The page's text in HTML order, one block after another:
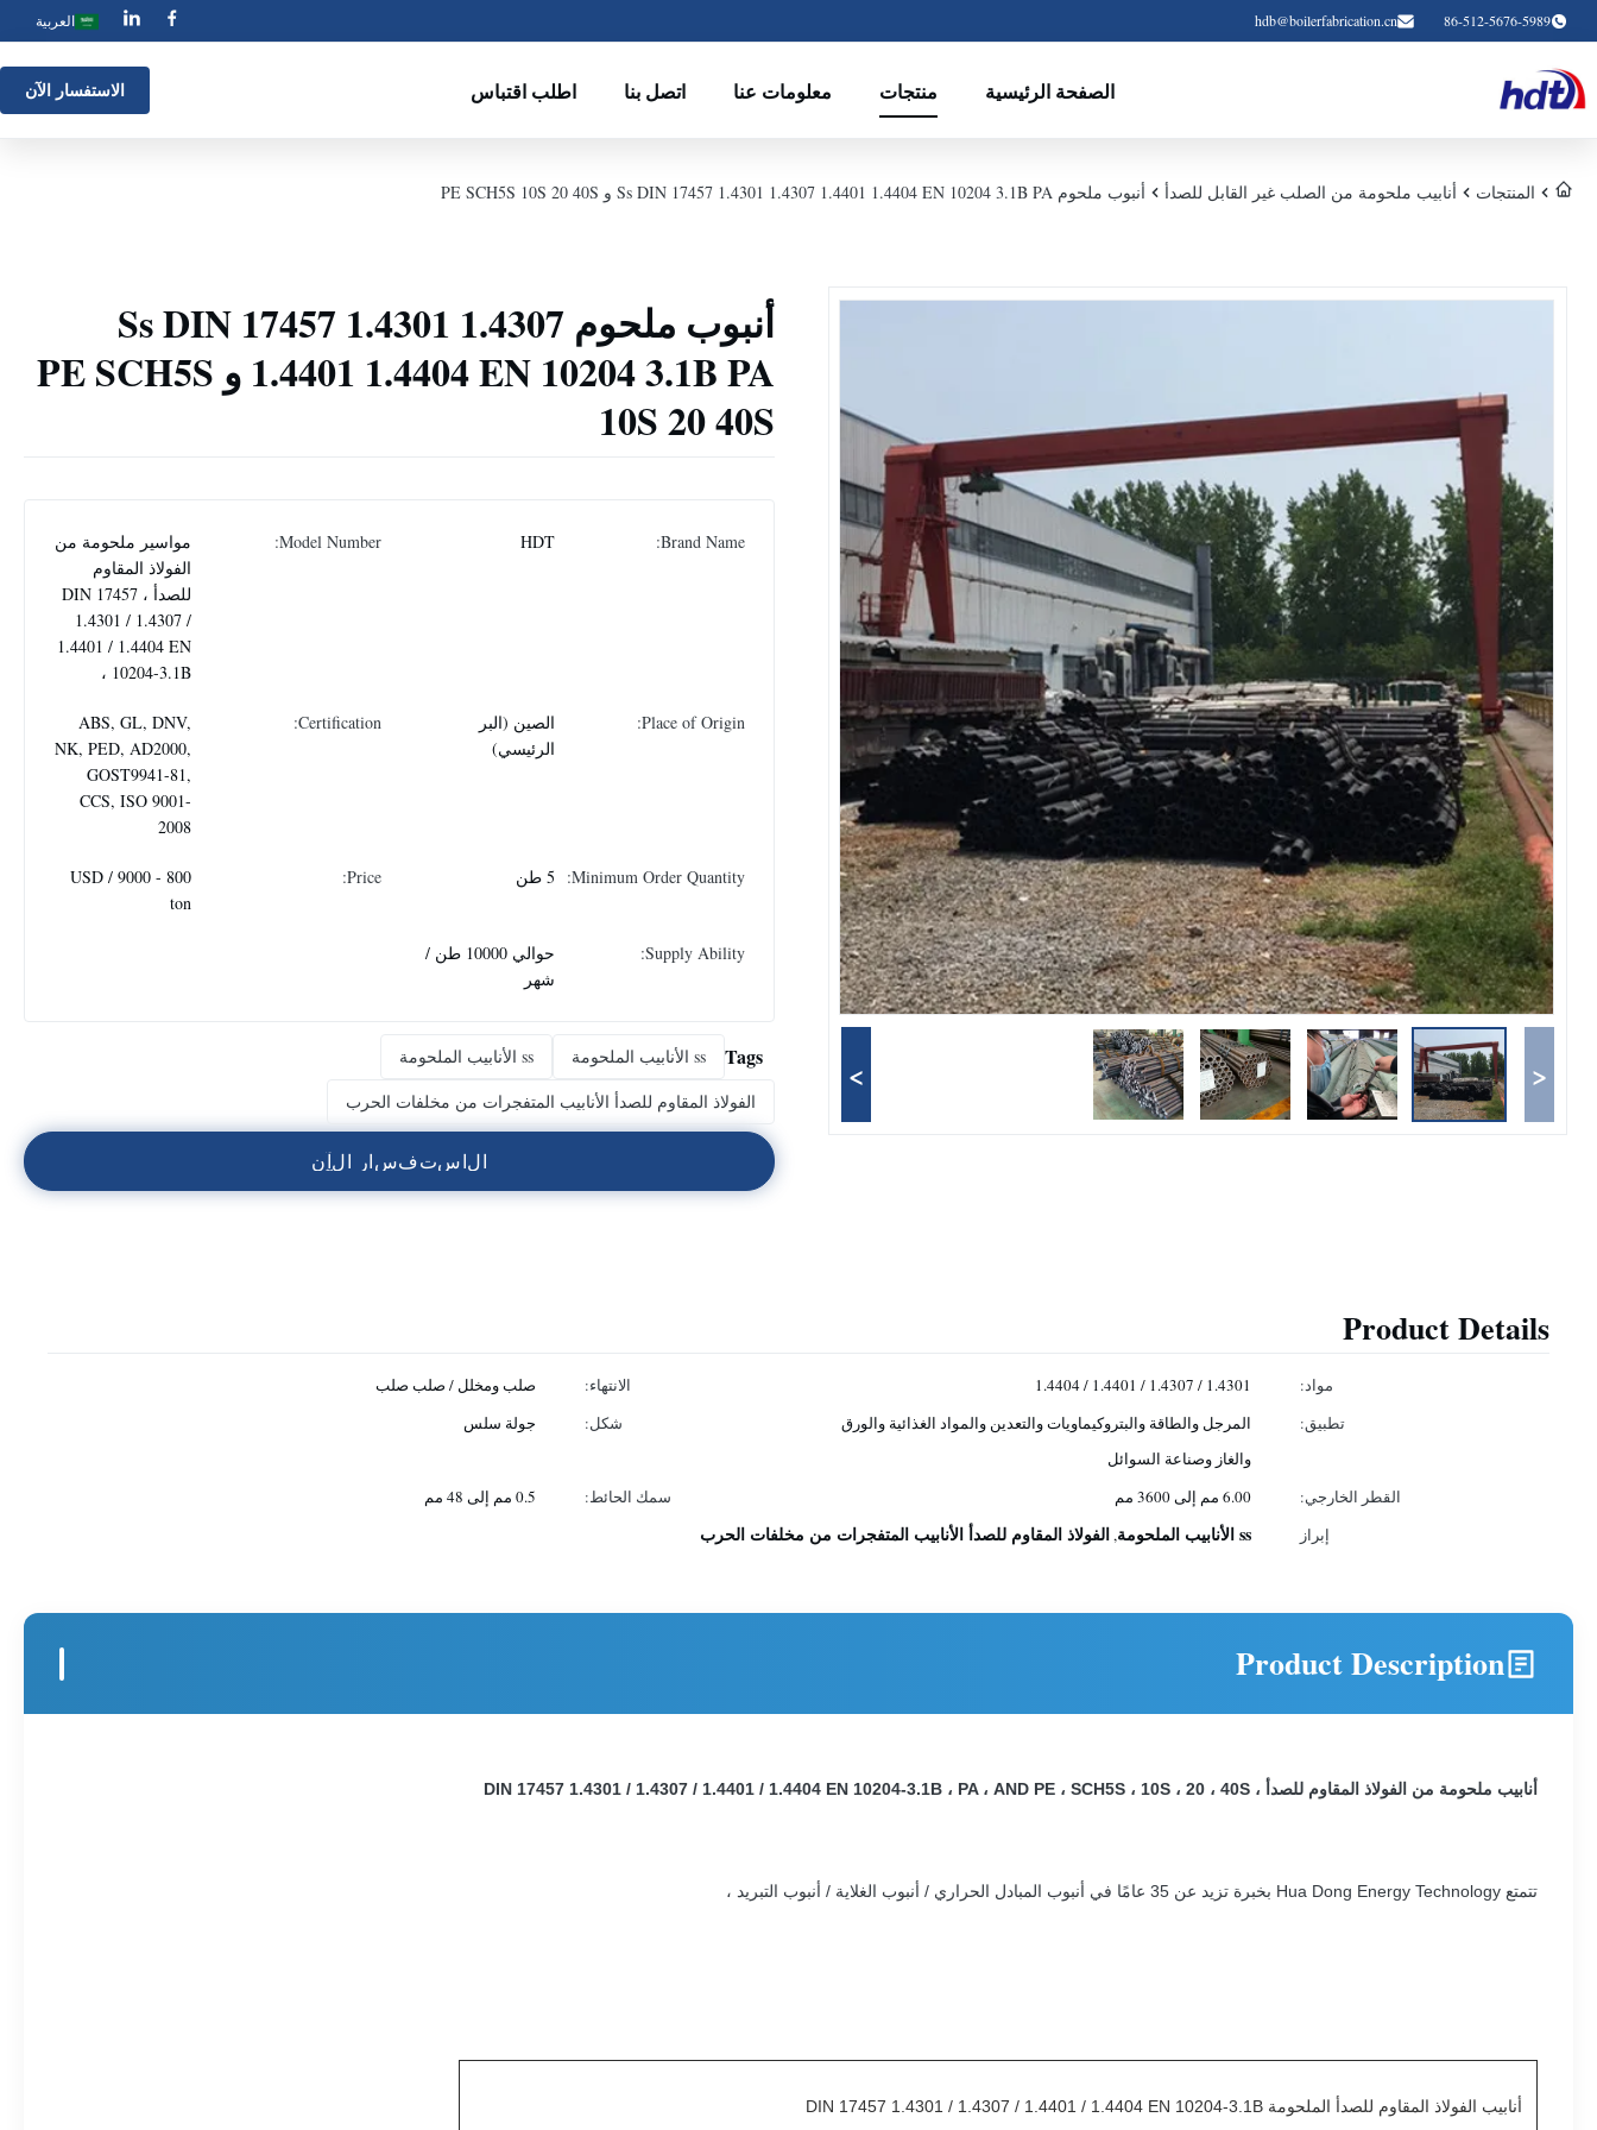
86-512-5676-5989
hdb@boilerfabrication.cn العربية
الصفحة الرئيسية منتجات معلومات عنا اتصل بنا اطلب اقتباس الاستفسار الآن
المنتجات أنابيب ملحومة من الصلب غير القابل للصدأ أنبوب ملحوم Ss DIN 17457 1.4301 1.4307 1.4401 1.4404 EN 10204 3.1B PA و PE SCH5S 10S 20 40S
<
>
أنبوب ملحوم Ss DIN 17457 1.4301 1.4307
1.4401 1.4404 EN 10204 3.1B PA و PE SCH5S
10S 20 40S
Brand Name:
HDT
Model Number:
مواسير ملحومة من
الفولاذ المقاوم
للصدأ ، DIN 17457
1.4301 / 1.4307 /
1.4401 / 1.4404 EN
10204-3.1B ،
Place of Origin:
الصين (البر
الرئيسي)
Certification:
ABS, GL, DNV,
NK, PED, AD2000,
GOST9941-81,
CCS, ISO 9001-
2008
Minimum Order Quantity: 5 طن Price:
800 - 9000 USD /
ton
Supply Ability:
حوالي 10000 طن /
شهر
Tags ss الأنابيب الملحومة
ss الأنابيب الملحومة
الفولاذ المقاوم للصدأ الأنابيب المتفجرات من مخلفات الحرب
الاستفسار الآن
Product Details
مواد: 1.4301 / 1.4307 / 1.4401 / 1.4404 الانتهاء:
صلب ومخلل / صلب صلب
تطبيق:
المرجل والطاقة والبتروكيماويات والتعدين والمواد الغذائية والورق
والغاز وصناعة السوائل
شكل: جولة سلس
القطر الخارجي: 6.00 مم إلى 3600 مم سمك الحائط:
0.5 مم إلى 48 مم
إبراز
ss الأنابيب الملحومة ,الفولاذ المقاوم للصدأ الأنابيب المتفجرات من مخلفات الحرب
Product Description
أنابيب ملحومة من الفولاذ المقاوم للصدأ ، DIN 17457 1.4301 / 1.4307 / 1.4401 / 1.4404 EN 10204-3.1B ، PA ، AND PE ، SCH5S ، 10S ، 20 ، 40S
تتمتع Hua Dong Energy Technology بخبرة تزيد عن 35 عامًا في أنبوب المبادل الحراري / أنبوب الغلاية / أنبوب التبريد ،
أنابيب الفولاذ المقاوم للصدأ الملحومة DIN 17457 1.4301 / 1.4307 / 1.4401 / 1.4404 EN 10204-3.1B